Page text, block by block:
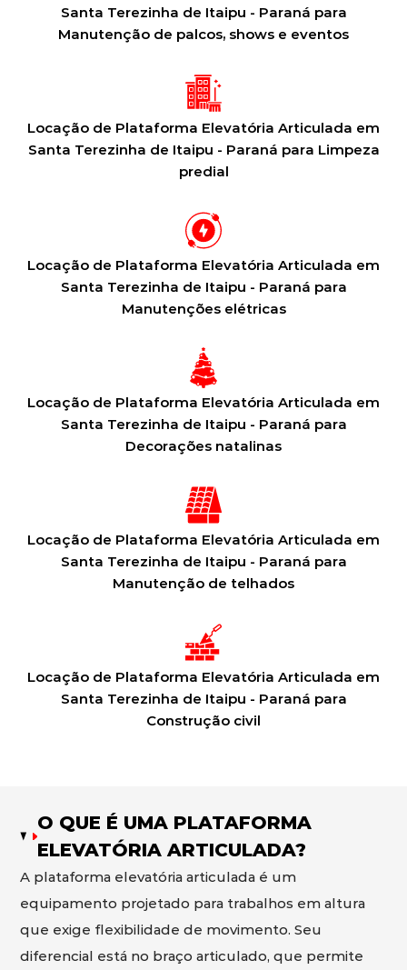
Santa Terezinha de Itaipu - Paraná para
Manutenção de palcos, shows e eventos
Locação de Plataforma Elevatória Articulada em
Santa Terezinha de Itaipu - Paraná para Limpeza
predial
Locação de Plataforma Elevatória Articulada em
Santa Terezinha de Itaipu - Paraná para
Manutenções elétricas
Locação de Plataforma Elevatória Articulada em
Santa Terezinha de Itaipu - Paraná para
Decorações natalinas
Locação de Plataforma Elevatória Articulada em
Santa Terezinha de Itaipu - Paraná para
Manutenção de telhados
Locação de Plataforma Elevatória Articulada em
Santa Terezinha de Itaipu - Paraná para
Construção civil
O QUE É UMA PLATAFORMA
ELEVATÓRIA ARTICULADA?
A plataforma elevatória articulada é um
equipamento projetado para trabalhos em altura
que exige flexibilidade de movimento. Seu
diferencial está no braço articulado, que permite